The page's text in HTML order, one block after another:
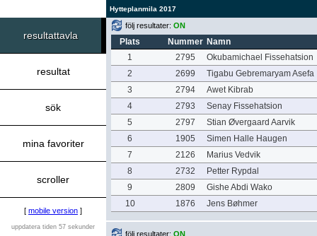
Hytteplanmila 2017
resultattavla
resultat
sök
mina favoriter
scroller
[ mobile version ]
uppdatera tiden 57 sekunder
följ resultater: ON
Plats Nummer Namn
1
2795
Okubamichael Fissehatsion
2
2699
Tigabu Gebremaryam Asefa
3
2794
Awet Kibrab
4
2793
Senay Fissehatsion
5
2797
Stian Øvergaard Aarvik
6
1905
Simen Halle Haugen
7
2126
Marius Vedvik
8
2732
Petter Rypdal
9
2809
Gishe Abdi Wako
10
1876 Jens Bøhmer
följ resultater: ON